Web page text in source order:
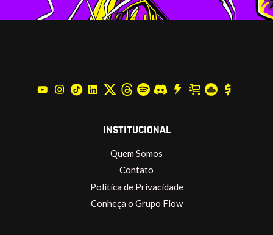
INSTITUCIONAL
Quem Somos
Contato
Política de Privacidade
Conheça o Grupo Flow